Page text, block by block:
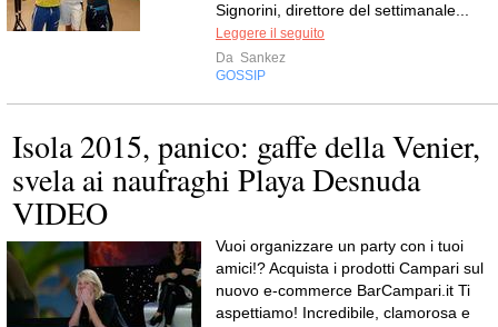
Signorini, direttore del settimanale...
Leggere il seguito
Da Sankez
GOSSIP
Isola 2015, panico: gaffe della Venier,
svela ai naufraghi Playa Desnuda
VIDEO
Vuoi organizzare un party con i tuoi
amici!? Acquista i prodotti Campari sul
nuovo e-commerce BarCampari.it Ti
aspettiamo! Incredibile, clamorosa e